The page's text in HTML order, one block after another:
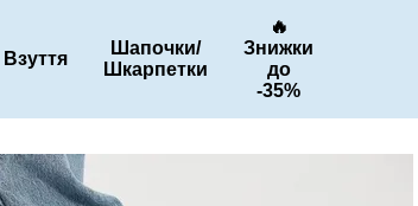
Взуття
Шапочки/
Шкарпетки
🔥
Знижки
до
-35%